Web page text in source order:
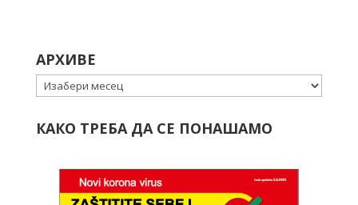
АРХИВЕ
Архиве
КАКО ТРЕБА ДА СЕ ПОНАШАМО